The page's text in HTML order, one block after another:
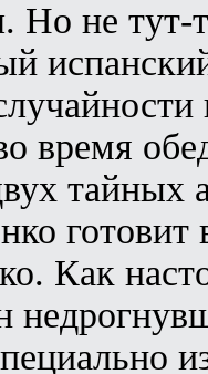
Но не
время
тайных
готовит
Как